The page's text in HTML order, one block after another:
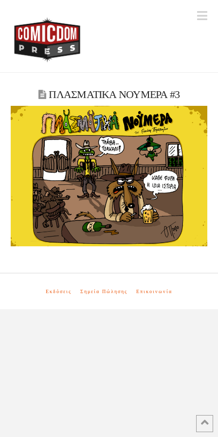
ΠΛΑΣΜΑΤΙΚΑ ΝΟΥΜΕΡΑ #3
Εκδόσεις Σημεία Πώλησης Επικοινωνία